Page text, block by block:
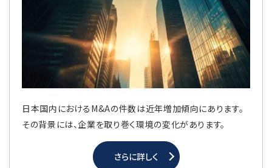
日本国内におけるM&Aの件数は近年増加傾向にあります。
その背景には、企業を取り巻く環境の変化があります。
さらに詳しく